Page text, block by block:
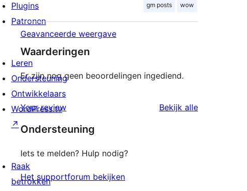
gm posts wow
Geavanceerde weergave
Waarderingen
Er zijn nog geen beoordelingen ingediend.
Your review Bekijk alle
Ondersteuning
Iets te melden? Hulp nodig?
Het supportforum bekijken
Plugins
Patronen
Leren
Ondersteuning
Ontwikkelaars
WordPress.tv
↗
Raak
betrokken